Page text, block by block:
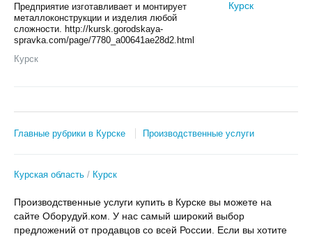
Предприятие изготавливает и монтирует
металлоконструкции и изделия любой
сложности. http://kursk.gorodskaya-
spravka.com/page/7780_a00641ae28d2.html
Курск
Главные рубрики в Курске Производственные услуги
Курская область Курск
Производственные услуги купить в Курске вы можете на
сайте Оборудуй.ком. У нас самый широкий выбор
предложений от продавцов со всей России. Если вы хотите